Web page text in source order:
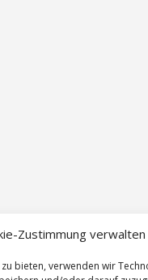
Zustimmung verwalten
bieten, verwenden wir